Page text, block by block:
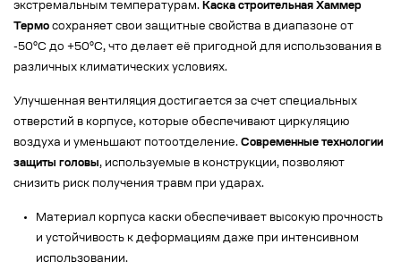
экстремальным температурам. Каска строительная Хаммер
Термо сохраняет свои защитные свойства в диапазоне от
-50°C до +50°C, что делает её пригодной для использования в
различных климатических условиях.
Улучшенная вентиляция достигается за счет специальных
отверстий в корпусе, которые обеспечивают циркуляцию
воздуха и уменьшают потоотделение. Современные технологии
защиты головы, используемые в конструкции, позволяют
снизить риск получения травм при ударах.
Материал корпуса каски обеспечивает высокую прочность
и устойчивость к деформациям даже при интенсивном
использовании.